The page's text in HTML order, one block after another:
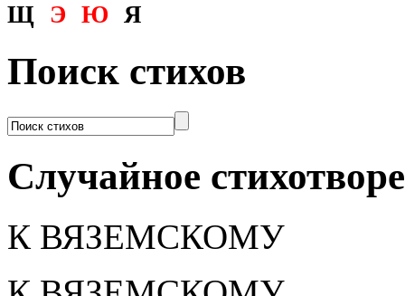
Щ Э Ю Я
Поиск стихов
Случайное
К ВЯЗЕМСКОМУ